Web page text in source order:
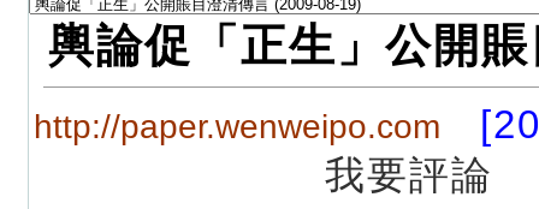
輿論促「正生」公開
http://paper.wenweipo.com
我要評論